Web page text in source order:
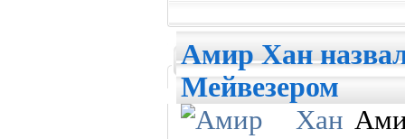
Амир Хан
Мейвезером